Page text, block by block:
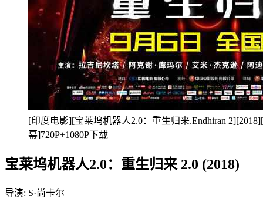
[印度电影][宝莱坞机器人2.0：重生归来.Endhiran
幕]720P+1080P下载
宝莱坞机器人2.0：重生归来 2.0 (2018)
导演: S·尚卡尔